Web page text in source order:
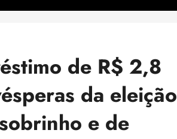
de R$ 2,8
da eleição
e de